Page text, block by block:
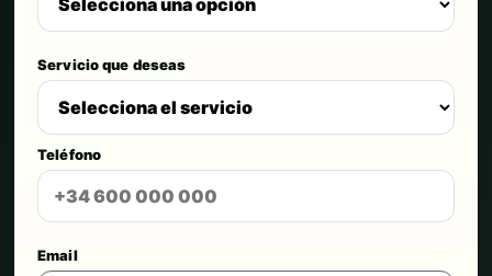
Servicio que deseas
Teléfono
Email